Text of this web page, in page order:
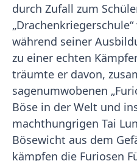
durch Zufall zum
während seiner
zu einer echten
träumte er davon,
sagenumwobenen
Böse in der Welt und
machthungrigen Tai
Bösewicht aus dem
kämpfen die Furiosen